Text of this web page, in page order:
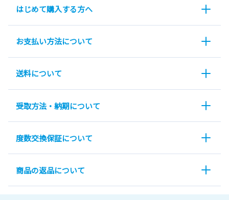
はじめて購入する方へ
お支払い方法について
送料について
受取方法・納期について
度数交換保証について
商品の返品について